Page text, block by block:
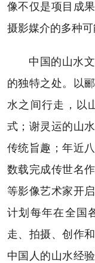
像不仅是项目成
摄影媒介的多种可
中国的山水
的独特之处。以
水之间行走，以
式；谢灵运的山
传统旨趣；年近
数载完成传世名
等影像艺术家开
计划每年在全国
走、拍摄、创作
中国人的山水经